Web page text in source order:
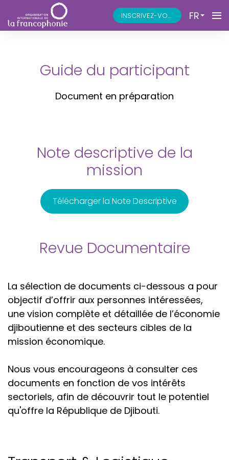
INSCRIVEZ-VOUS FR
Guide du participant
Document en préparation
Note descriptive de la
mission
Télécharger la Note Descriptive
Revue Documentaire
La sélection de documents ci-dessous a pour
objectif d’offrir aux personnes intéressées,
une vision complète et détaillée de l’économie
djiboutienne et des secteurs cibles de la
mission économique.
Nous vous encourageons à consulter ces
documents en fonction de vos intérêts
sectoriels, afin de découvrir tout le potentiel
qu'offre la République de Djibouti.